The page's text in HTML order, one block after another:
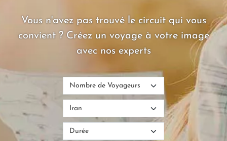
Vous n'avez pas trouvé le circuit qui vous
convient ? Créez un voyage à votre image
avec nos experts